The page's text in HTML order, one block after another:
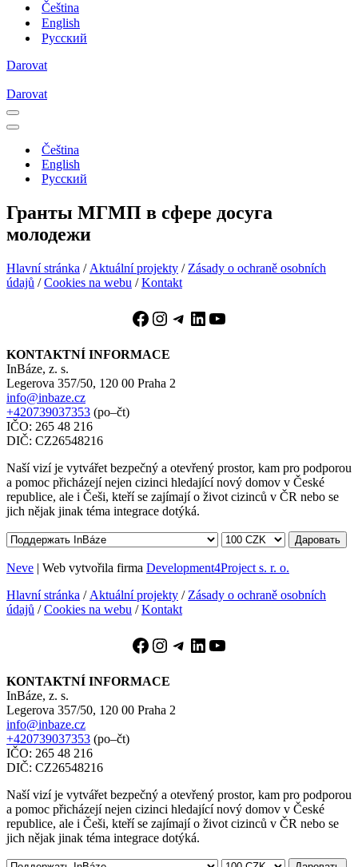
Čeština
English
Русский
Darovat
Darovat
Меню
навигации
Меню
навигацииČeština
English
Русский
Гранты МГМП в сфере досуга
молодежи
Hlavní stránka / Aktuální projekty / Zásady o ochraně osobních
údajů /Cookies na webu /Kontakt
Facebook
Instagram
Telegram
LinkedIn
YouTube
KONTAKTNÍ INFORMACE
InBáze, z. s.
Legerova 357/50, 120 00 Praha 2
info@inbaze.cz
+420739037353 (po–čt)
IČO: 265 48 216
DIČ: CZ26548216
Naší vizí je vytvářet bezpečný a otevřený prostor, kam pro podporou
a pomoc přicházejí nejen cizinci hledající nový domov v České
republice, ale i Češi, kteří se zajímají o život cizinců v ČR nebo se
jich nějak jinak téma integrace dotýká.
Даровать
Neve | Web vytvořila firma Development4Project s. r. o.
Hlavní stránka / Aktuální projekty / Zásady o ochraně osobních
údajů /Cookies na webu /Kontakt
Facebook
Instagram
Telegram
LinkedIn
YouTube
KONTAKTNÍ INFORMACE
InBáze, z. s.
Legerova 357/50, 120 00 Praha 2
info@inbaze.cz
+420739037353 (po–čt)
IČO: 265 48 216
DIČ: CZ26548216
Naší vizí je vytvářet bezpečný a otevřený prostor, kam pro podporou
a pomoc přicházejí nejen cizinci hledající nový domov v České
republice, ale i Češi, kteří se zajímají o život cizinců v ČR nebo se
jich nějak jinak téma integrace dotýká.